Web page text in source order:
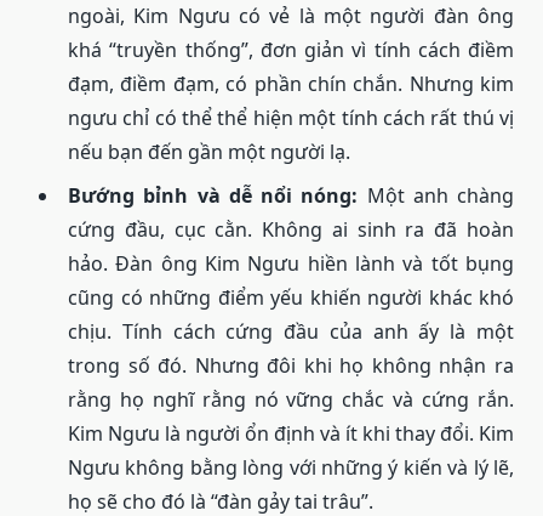
ngoài, Kim Ngưu có vẻ là một người đàn ông
khá “truyền thống”, đơn giản vì tính cách điềm
đạm, điềm đạm, có phần chín chắn. Nhưng kim
ngưu chỉ có thể thể hiện một tính cách rất thú vị
nếu bạn đến gần một người lạ.
Bướng bỉnh và dễ nổi nóng: Một anh chàng
cứng đầu, cục cằn. Không ai sinh ra đã hoàn
hảo. Đàn ông Kim Ngưu hiền lành và tốt bụng
cũng có những điểm yếu khiến người khác khó
chịu. Tính cách cứng đầu của anh ấy là một
trong số đó. Nhưng đôi khi họ không nhận ra
rằng họ nghĩ rằng nó vững chắc và cứng rắn.
Kim Ngưu là người ổn định và ít khi thay đổi. Kim
Ngưu không bằng lòng với những ý kiến ​​và lý lẽ,
họ sẽ cho đó là “đàn gảy tai trâu”.